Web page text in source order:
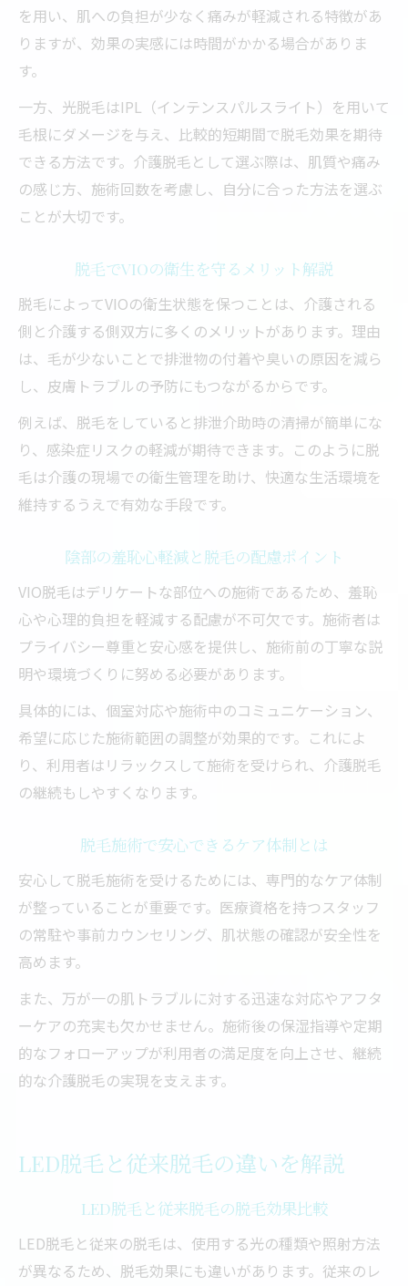
を用い、肌への負担が少なく痛みが軽減される特徴があ
りますが、効果の実感には時間がかかる場合がありま
す。
一方、光脱毛はIPL（インテンスパルスライト）を用いて
毛根にダメージを与え、比較的短期間で脱毛効果を期待
できる方法です。介護脱毛として選ぶ際は、肌質や痛み
の感じ方、施術回数を考慮し、自分に合った方法を選ぶ
ことが大切です。
脱毛でVIOの衛生を守るメリット解説
脱毛によってVIOの衛生状態を保つことは、介護される
側と介護する側双方に多くのメリットがあります。理由
は、毛が少ないことで排泄物の付着や臭いの原因を減ら
し、皮膚トラブルの予防にもつながるからです。
例えば、脱毛をしていると排泄介助時の清掃が簡単にな
り、感染症リスクの軽減が期待できます。このように脱
毛は介護の現場での衛生管理を助け、快適な生活環境を
維持するうえで有効な手段です。
陰部の羞恥心軽減と脱毛の配慮ポイント
VIO脱毛はデリケートな部位への施術であるため、羞恥
心や心理的負担を軽減する配慮が不可欠です。施術者は
プライバシー尊重と安心感を提供し、施術前の丁寧な説
明や環境づくりに努める必要があります。
具体的には、個室対応や施術中のコミュニケーション、
希望に応じた施術範囲の調整が効果的です。これによ
り、利用者はリラックスして施術を受けられ、介護脱毛
の継続もしやすくなります。
脱毛施術で安心できるケア体制とは
安心して脱毛施術を受けるためには、専門的なケア体制
が整っていることが重要です。医療資格を持つスタッフ
の常駐や事前カウンセリング、肌状態の確認が安全性を
高めます。
また、万が一の肌トラブルに対する迅速な対応やアフタ
ーケアの充実も欠かせません。施術後の保湿指導や定期
的なフォローアップが利用者の満足度を向上させ、継続
的な介護脱毛の実現を支えます。
LED脱毛と従来脱毛の違いを解説
LED脱毛と従来脱毛の脱毛効果比較
LED脱毛と従来の脱毛は、使用する光の種類や照射方法
が異なるため、脱毛効果にも違いがあります。従来のレ